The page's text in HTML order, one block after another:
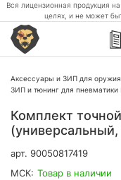
Вся лицензионная продукция
целях, и не может
Аксессуары и ЗИП для оружия
ЗИП и тюнинг для пневматики
Комплект
арт. 90050817419
МСК: Товар в наличии